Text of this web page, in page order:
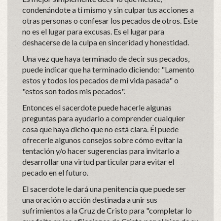
condenándote a ti mismo y sin culpar tus acciones a
otras personas o confesar los pecados de otros. Este
no es el lugar para excusas. Es el lugar para
deshacerse de la culpa en sinceridad y honestidad.
Una vez que haya terminado de decir sus pecados,
puede indicar que ha terminado diciendo: "Lamento
estos y todos los pecados de mi vida pasada" o
"estos son todos mis pecados".
Entonces el sacerdote puede hacerle algunas
preguntas para ayudarlo a comprender cualquier
cosa que haya dicho que no está clara. Él puede
ofrecerle algunos consejos sobre cómo evitar la
tentación y/o hacer sugerencias para invitarlo a
desarrollar una virtud particular para evitar el
pecado en el futuro.
El sacerdote le dará una penitencia que puede ser
una oración o acción destinada a unir sus
sufrimientos a la Cruz de Cristo para "completar lo